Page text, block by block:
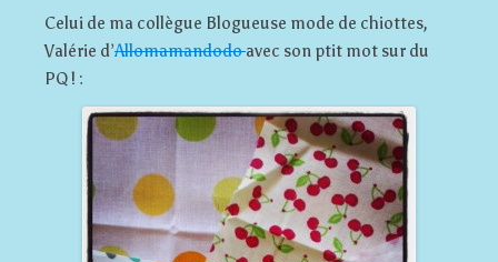
Celui de ma collègue Blogueuse mode de chiottes,
Valérie d’Allomamandodoavec son ptit mot sur du
PQ ! :